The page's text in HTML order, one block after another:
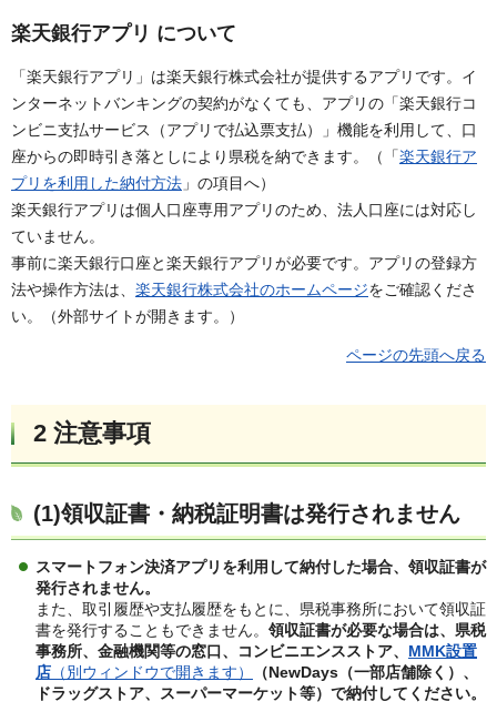
楽天銀行アプリ について
「楽天銀行アプリ」は楽天銀行株式会社が提供するアプリです。イ
ンターネットバンキングの契約がなくても、アプリの「楽天銀行コ
ンビニ支払サービス（アプリで払込票支払）」機能を利用して、口
座からの即時引き落としにより県税を納できます。
（ 「楽天銀行ア
プリを利用した納付方法 」の項目へ）
楽天銀行アプリは個人口座専用アプリのため、法人口座には対応し
ていません。
事前に楽天銀行口座と楽天銀行アプリが必要です。アプリの登録方
法や操作方法は、 楽天銀行株式会社のホームページをご確認くださ
い。（外部サイトが開きます。）
ページの先頭へ戻る
2 注意事項
(1)領収証書・納税証明書は発行されません
スマートフォン決済アプリを利用して納付した場合、領収証書が
発行されません。
また、取引履歴や支払履歴をもとに、県税事務所において領収証
書を発行することもできません。 領収証書が必要な場合は、県税
事務所、金融機関等の窓口、コンビニエンスストア、 MMK設置
店 （別ウィンドウで開きます）
（NewDays（一部店舗除く）、
ドラッグストア、スーパーマーケット等）で納付してください。